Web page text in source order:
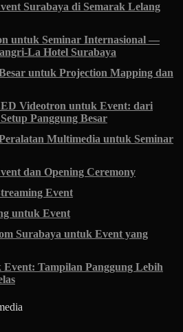
Surabaya di Semarak Lelang
untuk Seminar Internasional —
La Hotel Surabaya
untuk Projection Mapping dan
Videotron untuk Event: dari
Panggung Besar
Multimedia untuk Seminar
dan Opening Ceremony
Event
untuk Event
Surabaya untuk Event yang
Tampilan Panggung Lebih